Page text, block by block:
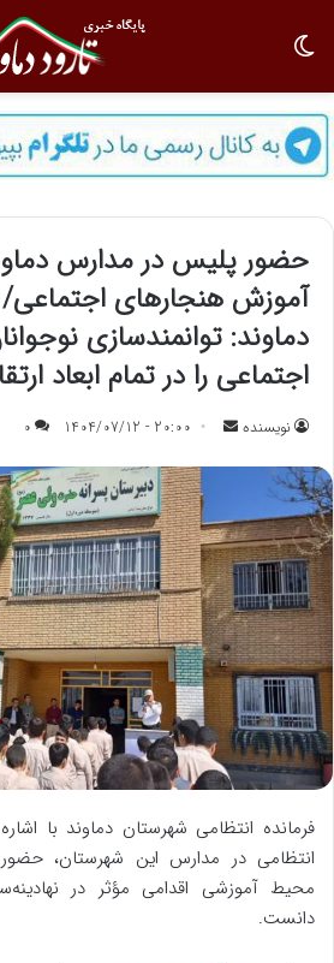
حضور پلیس در مدارس
آموزش هنجارهای اجتماعی/
دماوند: توانمندسازی
اجتماعی را در تمام ابعاد
نویسنده
ا
ل
ب
ه
ا
ی
م
ی
ل
20:00 - 1404/07/12
0
فرمانده انتظامی شهرستان دماوند با
انتظامی در مدارس این شهرستان،
محیط آموزشی اقدامی مؤثر در
دانست.